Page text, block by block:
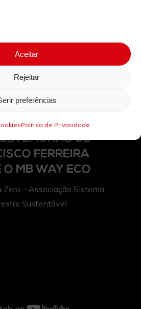
Aceitar
Rejeitar
preferências
Política de Privacidade
JÁ SÃO
ECO
DE
FERREIRA
O MB WAY ECO
Zero – Associação Sistema
Sustentável